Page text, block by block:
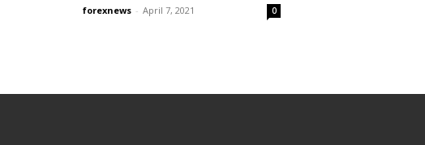
forexnews - April 7, 2021 0